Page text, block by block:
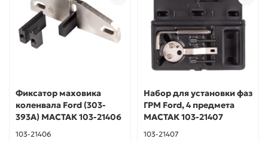
Фиксатор маховика
коленвала Ford (303-
393A) МАСТАК 103-21406
103-21406
Набор для установки фаз
ГРМ Ford, 4 предмета
МАСТАК 103-21407
103-21407